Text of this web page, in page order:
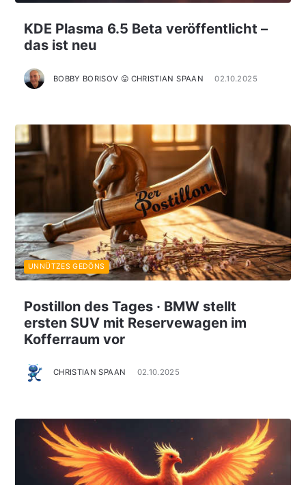
KDE Plasma 6.5 Beta veröffentlicht –
das ist neu
BOBBY BORISOV 😛 CHRISTIAN SPAAN 02.10.2025
Postillon des Tages · BMW stellt
ersten SUV mit Reservewagen im
Kofferraum vor
CHRISTIAN SPAAN 02.10.2025
UNNÜTZES GEDÖNS